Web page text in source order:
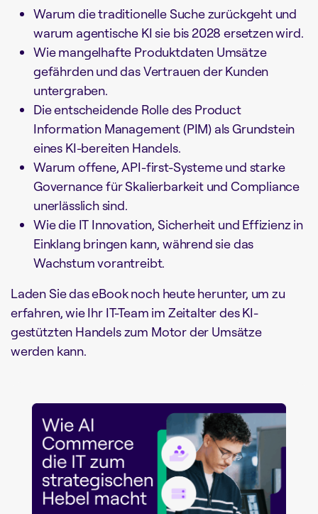
Warum die traditionelle Suche zurückgeht und
warum agentische KI sie bis 2028 ersetzen wird.
Wie mangelhafte Produktdaten Umsätze
gefährden und das Vertrauen der Kunden
untergraben.
Die entscheidende Rolle des Product
Information Management (PIM) als Grundstein
eines KI-bereiten Handels.
Warum offene, API-first-Systeme und starke
Governance für Skalierbarkeit und Compliance
unerlässlich sind.
Wie die IT Innovation, Sicherheit und Effizienz in
Einklang bringen kann, während sie das
Wachstum vorantreibt.
Laden Sie das eBook noch heute herunter, um zu
erfahren, wie Ihr IT-Team im Zeitalter des KI-
gestützten Handels zum Motor der Umsätze
werden kann.